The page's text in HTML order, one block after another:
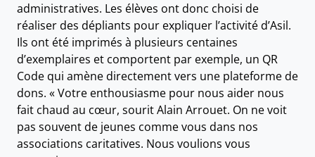
administratives. Les élèves ont donc choisi de
réaliser des dépliants pour expliquer l’activité d’Asil.
Ils ont été imprimés à plusieurs centaines
d’exemplaires et comportent par exemple, un QR
Code qui amène directement vers une plateforme de
dons. « Votre enthousiasme pour nous aider nous
fait chaud au cœur, sourit Alain Arrouet. On ne voit
pas souvent de jeunes comme vous dans nos
associations caritatives. Nous voulions vous